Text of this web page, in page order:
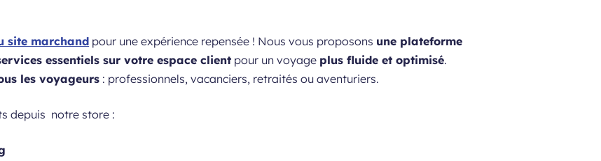
site marchand pour une expérience repensée ! Nous vous proposons une plateforme
essentiels sur votre espace client pour un voyage plus fluide et optimisé.
les voyageurs : professionnels, vacanciers, retraités ou aventuriers.
depuis notre store :